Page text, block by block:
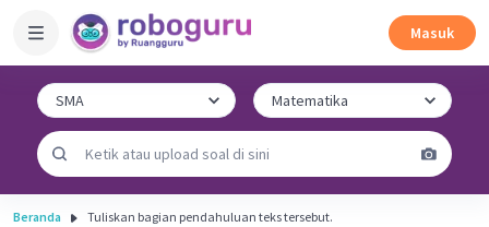
Masuk
Beranda Tuliskan bagian pendahuluan teks tersebut.